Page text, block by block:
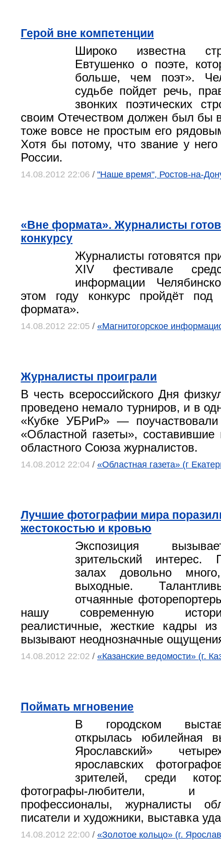
Герой вне компетенции
Широко известна
Евтушенко о поэте,
больше, чем поэт».
судьбе пойдет речь,
звонких поэтических
своим Отечеством должен был бы
тоже вовсе не простым его
Хотя бы потому, что звание у
России.
14.08.2012 22:06 / "Наше время", Ростов-на-
«Вне формата». Журналисты
конкурсу
Журналисты готовятся
XIV фестивале
информации
этом году конкурс пройдёт
формата».
14.08.2012 22:05 / «Магнитогорское
Журналисты проиграли
В честь всероссийского Дня
проведено немало турниров, и в
«Кубке УБРиР» —
«Областной газеты», составившие
областного Союза журналистов.
14.08.2012 22:04 / «Областная газета» (г
Лучшие фотографии мира
жестокостью и кровью
Экспозиция
зрительский интерес.
залах довольно
выходные.
отчаянные
нашу современную
реалистичные, жесткие кадры из
вызывают неоднозначные
14.08.2012 22:02 / «Казанские ведомости» (г.
Поймать мгновение
В городском
открылась юбилейная
Ярославский»
ярославских
зрителей, среди
фотографы-любители, и
профессионалы, журналисты
писатели и художники, выставка
14.08.2012 22:00 / «Золотое кольцо» (г.